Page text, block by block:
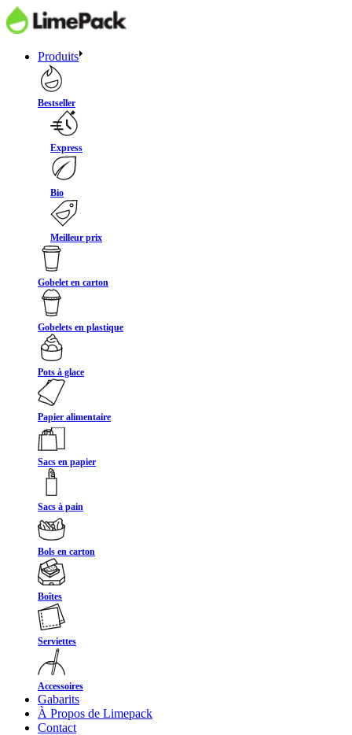
Produits
Bestseller
Express
Bio
Meilleur prix
Gobelet en carton
Gobelets en plastique
Pots à glace
Papier alimentaire
Sacs en papier
Sacs à pain
Bols en carton
Boîtes
Serviettes
Accessoires
Gabarits
À Propos de Limepack
Contact